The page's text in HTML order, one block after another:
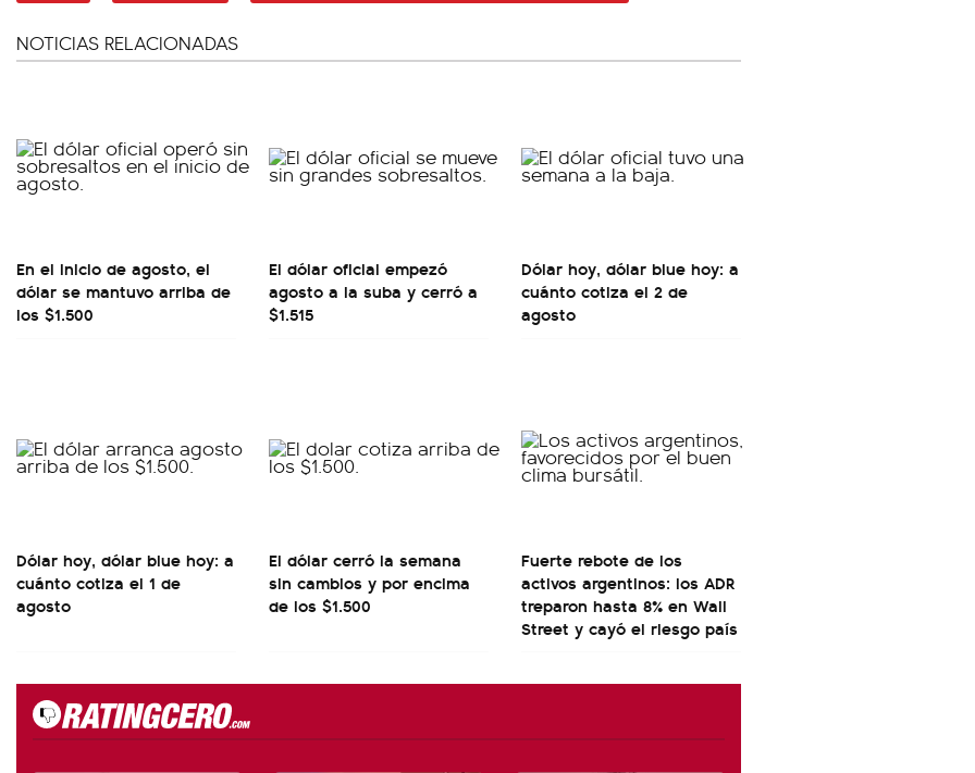
NOTICIAS RELACIONADAS
En el inicio de agosto, el
dólar se mantuvo arriba de
los $1.500
El dólar oficial empezó
agosto a la suba y cerró a
$1.515
Dólar hoy, dólar blue hoy: a
cuánto cotiza el 2 de
agosto
Dólar hoy, dólar blue hoy: a
cuánto cotiza el 1 de
agosto
El dólar cerró la semana
sin cambios y por encima
de los $1.500
Fuerte rebote de los
activos argentinos: los ADR
treparon hasta 8% en Wall
Street y cayó el riesgo país